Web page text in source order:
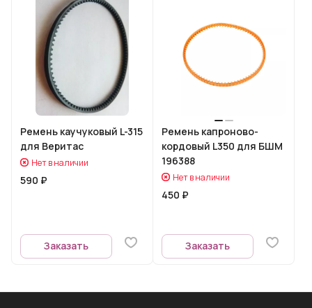
Ремень каучуковый L-315
для Веритас
Нет в наличии
590 ₽
Заказать
Ремень капроново-
кордовый L350 для БШМ
196388
Нет в наличии
450 ₽
Заказать